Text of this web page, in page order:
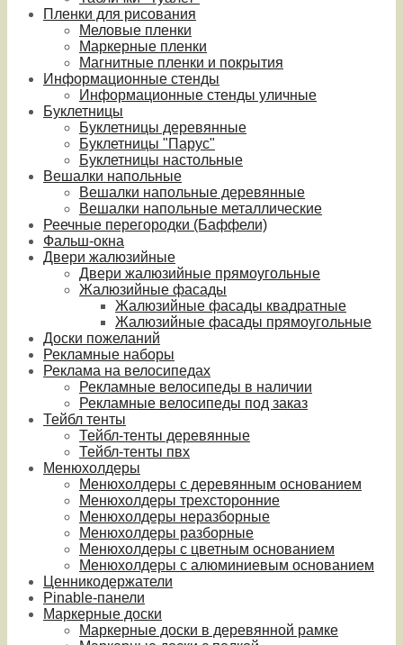
Пленки для рисования
Меловые пленки
Маркерные пленки
Магнитные пленки и покрытия
Информационные стенды
Информационные стенды уличные
Буклетницы
Буклетницы деревянные
Буклетницы "Парус"
Буклетницы настольные
Вешалки напольные
Вешалки напольные деревянные
Вешалки напольные металлические
Реечные перегородки (Баффели)
Фальш-окна
Двери жалюзийные
Двери жалюзийные прямоугольные
Жалюзийные фасады
Жалюзийные фасады квадратные
Жалюзийные фасады прямоугольные
Доски пожеланий
Рекламные наборы
Реклама на велосипедах
Рекламные велосипеды в наличии
Рекламные велосипеды под заказ
Тейбл тенты
Тейбл-тенты деревянные
Тейбл-тенты пвх
Менюхолдеры
Менюхолдеры с деревянным основанием
Менюхолдеры трехсторонние
Менюхолдеры неразборные
Менюхолдеры разборные
Менюхолдеры с цветным основанием
Менюхолдеры с алюминиевым основанием
Ценникодержатели
Pinable-панели
Маркерные доски
Маркерные доски в деревянной рамке